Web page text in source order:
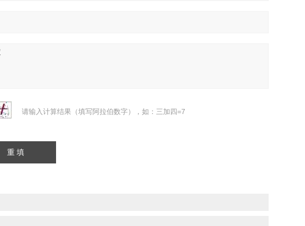
请输入计算结果（填写阿拉伯数字），如：三加四=7